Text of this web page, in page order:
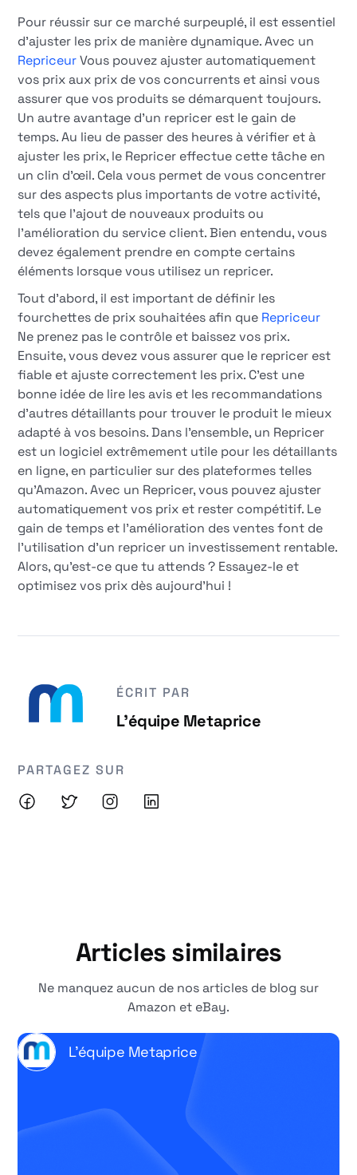
Pour réussir sur ce marché surpeuplé, il est essentiel
d'ajuster les prix de manière dynamique. Avec un
RepriceurVous pouvez ajuster automatiquement
vos prix aux prix de vos concurrents et ainsi vous
assurer que vos produits se démarquent toujours.
Un autre avantage d'un repricer est le gain de
temps. Au lieu de passer des heures à vérifier et à
ajuster les prix, le Repricer effectue cette tâche en
un clin d'œil. Cela vous permet de vous concentrer
sur des aspects plus importants de votre activité,
tels que l'ajout de nouveaux produits ou
l'amélioration du service client. Bien entendu, vous
devez également prendre en compte certains
éléments lorsque vous utilisez un repricer.
Tout d'abord, il est important de définir les
fourchettes de prix souhaitées afin que Repriceur
Ne prenez pas le contrôle et baissez vos prix.
Ensuite, vous devez vous assurer que le repricer est
fiable et ajuste correctement les prix. C'est une
bonne idée de lire les avis et les recommandations
d'autres détaillants pour trouver le produit le mieux
adapté à vos besoins. Dans l'ensemble, un Repricer
est un logiciel extrêmement utile pour les détaillants
en ligne, en particulier sur des plateformes telles
qu'Amazon. Avec un Repricer, vous pouvez ajuster
automatiquement vos prix et rester compétitif. Le
gain de temps et l'amélioration des ventes font de
l'utilisation d'un repricer un investissement rentable.
Alors, qu'est-ce que tu attends ? Essayez-le et
optimisez vos prix dès aujourd'hui !
ÉCRIT PAR
L'équipe Metaprice
PARTAGEZ SUR
Articles similaires
Ne manquez aucun de nos articles de blog sur
Amazon et eBay.
L'équipe Metaprice